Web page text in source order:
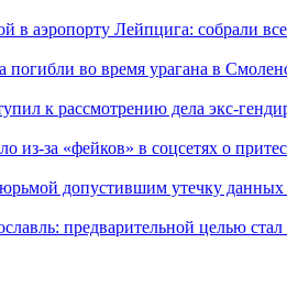
в аэропорту Лейпцига: собрали
во время урагана в
к рассмотрению дела экс-
из-за «фейков» в соцсетях о
допустившим утечку
предварительной целью